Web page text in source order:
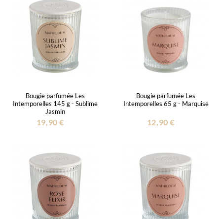
Bougie parfumée Les
Intemporelles 145 g - Sublime
Jasmin
19,90 €
Bougie parfumée Les
Intemporelles 65 g - Marquise
12,90 €